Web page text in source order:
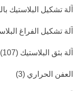
آلة تشكيل البلاستيك
آلة تشكيل الفراغ
آلة بثق البلاستيك (107)
العفن الحراري (3)